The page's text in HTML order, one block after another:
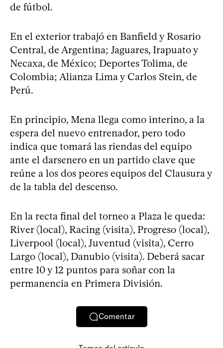
de fútbol.
En el exterior trabajó en Banfield y Rosario
Central, de Argentina; Jaguares, Irapuato y
Necaxa, de México; Deportes Tolima, de
Colombia; Alianza Lima y Carlos Stein, de
Perú.
En principio, Mena llega como interino, a la
espera del nuevo entrenador, pero todo
indica que tomará las riendas del equipo
ante el darsenero en un partido clave que
reúne a los dos peores equipos del Clausura y
de la tabla del descenso.
En la recta final del torneo a Plaza le queda:
River (local), Racing (visita), Progreso (local),
Liverpool (local), Juventud (visita), Cerro
Largo (local), Danubio (visita). Deberá sacar
entre 10 y 12 puntos para soñar con la
permanencia en Primera División.
Comentar